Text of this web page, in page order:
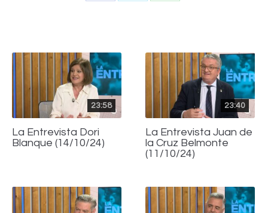
23:58
La Entrevista Dori
Blanque (14/10/24)
23:40
La Entrevista Juan de
la Cruz Belmonte
(11/10/24)